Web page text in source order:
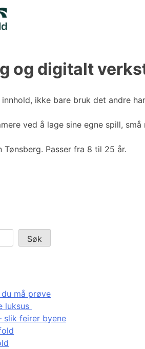
og digitalt
ikke bare bruk det andre
ved å lage sine egne spill,
Tønsberg. Passer fra 8 til 25 år.
Søk
må prøve
luksus
slik feirer byene